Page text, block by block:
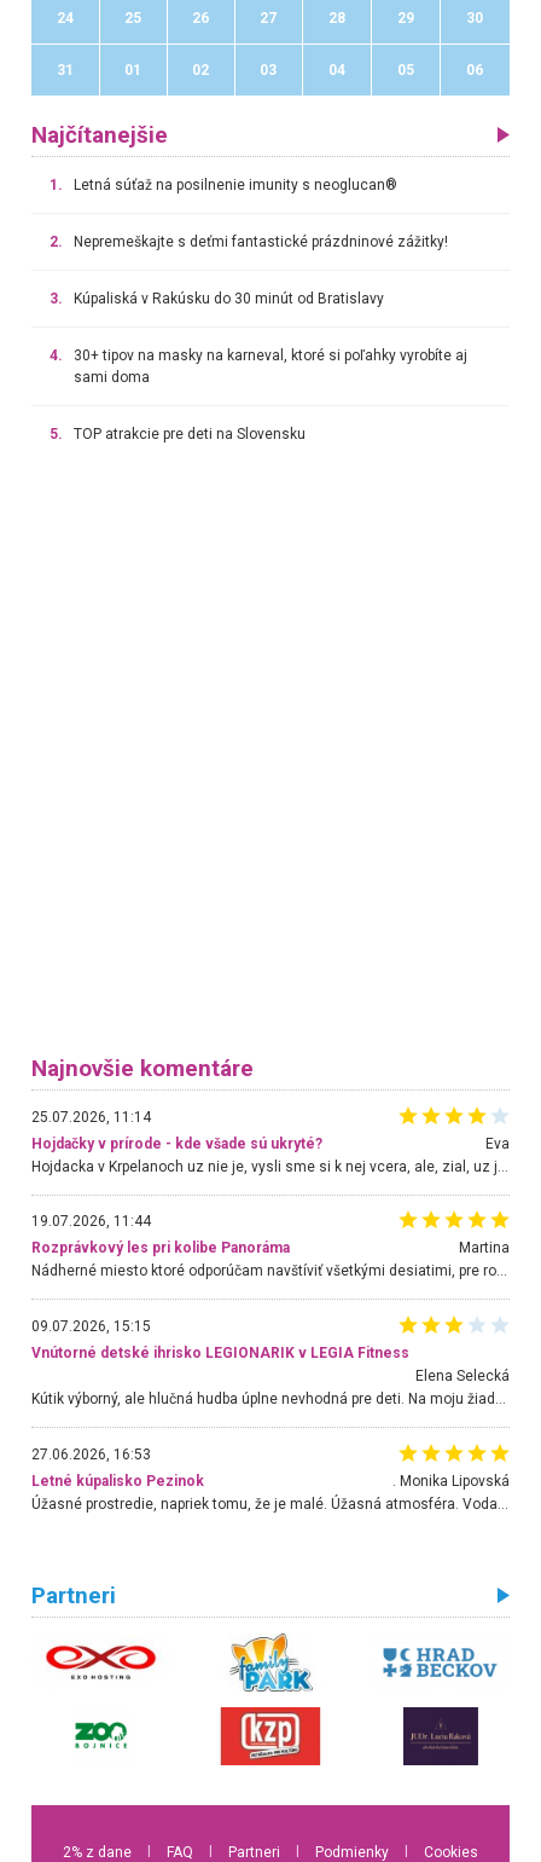
24 25 26 27 28 29 30
31 01 02 03 04 05 06
Najčítanejšie
1. Letná súťaž na posilnenie imunity s neoglucan®
2. Nepremeškajte s deťmi fantastické prázdninové zážitky!
3. Kúpaliská v Rakúsku do 30 minút od Bratislavy
4.
30+ tipov na masky na karneval, ktoré si poľahky vyrobíte aj
sami doma
5. TOP atrakcie pre deti na Slovensku
Najnovšie komentáre
25.07.2026, 11:14
Hojdačky v prírode - kde všade sú ukryté?
Eva
19.07.2026, 11:44
Rozprávkový les pri kolibe Panoráma
Martina
Nádherné miesto ktoré odporúčam navštíviť všetkými desiatimi, pre rodiny s deťmi, dôchodcom... Proste a jednoducho ozaj rozprávkový les.. určite ešte prídeme. Odniesli sme si na pamiatku krásne tričká,
09.07.2026, 15:15
Vnútorné detské ihrisko LEGIONARIK v LEGIA Fitness
Elena Selecká
Kútik výborný, ale hlučná hudba úplne nevhodná pre deti. Na moju žiadosť o aspoň sušenie nereagovali.
27.06.2026, 16:53
Letné kúpalisko Pezinok
. Monika Lipovská
Partneri
2% z dane FAQ Partneri Podmienky Cookies